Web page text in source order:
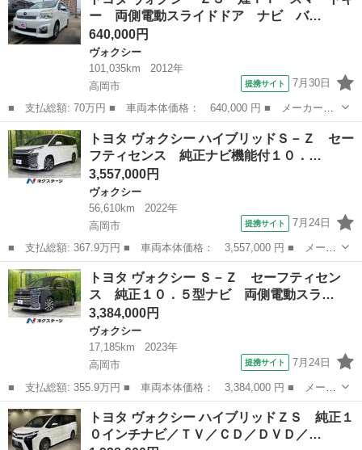
タート ナビ ＴＶ...ー 両側電動スライドドア ナビ バ…
640,000円
ヴォクシー
101,035km
2012年
高岡市
提携サイト 7月30日
■ 支払総額: 70万円 ■ 車両本体価格： 640,000 円 ■ メーカー
名： トヨタ ■ 車種名： ヴォクシー ■ グレード名： ＺＳ 煌
ＩＩ スマートキー 両側電動スライドドア ナビ バックモニタ
ー Ｂｌｕｅｔｏｏ...
富山 高岡市 ヴォクシー
トヨタ ヴォクシー ハイブリッドＳ－Ｚ セー
フティセンス 純正ナビ機能付１０．…
3,557,000円
ヴォクシー
56,610km
2022年
高岡市
提携サイト 7月24日
■ 支払総額: 367.9万円 ■ 車両本体価格： 3,557,000 円 ■ メーカ
ー名： トヨタ ■ 車種名： ヴォクシー ■ グレード名： ハイブ
リッドＳ－Ｚ セーフティセンス 純正ナビ機能付１０．５インチデ
ィスプレ...
富山 高岡市 ヴォクシー
トヨタ ヴォクシー Ｓ－Ｚ セーフティセン
ス 純正１０．５型ナビ 両側電動スラ…
3,384,000円
ヴォクシー
17,185km
2023年
高岡市
提携サイト 7月24日
■ 支払総額: 355.9万円 ■ 車両本体価格： 3,384,000 円 ■ メーカ
ー名： トヨタ ■ 車種名： ヴォクシー ■ グレード名： Ｓ－
Ｚ セーフティセンス 純正１０．５型ナビ 両側電動スライド バ
ックカメラ...
富山 高岡市 ヴォクシー
トヨタ ヴォクシー ハイブリッドＺＳ 純正１
０インチナビ／ＴＶ／ＣＤ／ＤＶＤ／…